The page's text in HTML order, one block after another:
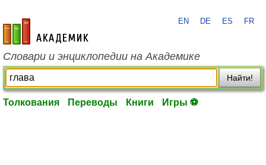
academic.ru
EN DE ES FR
Словари и энциклопедии на Академике
Найти!
Толкования Переводы Книги Игры ⚽